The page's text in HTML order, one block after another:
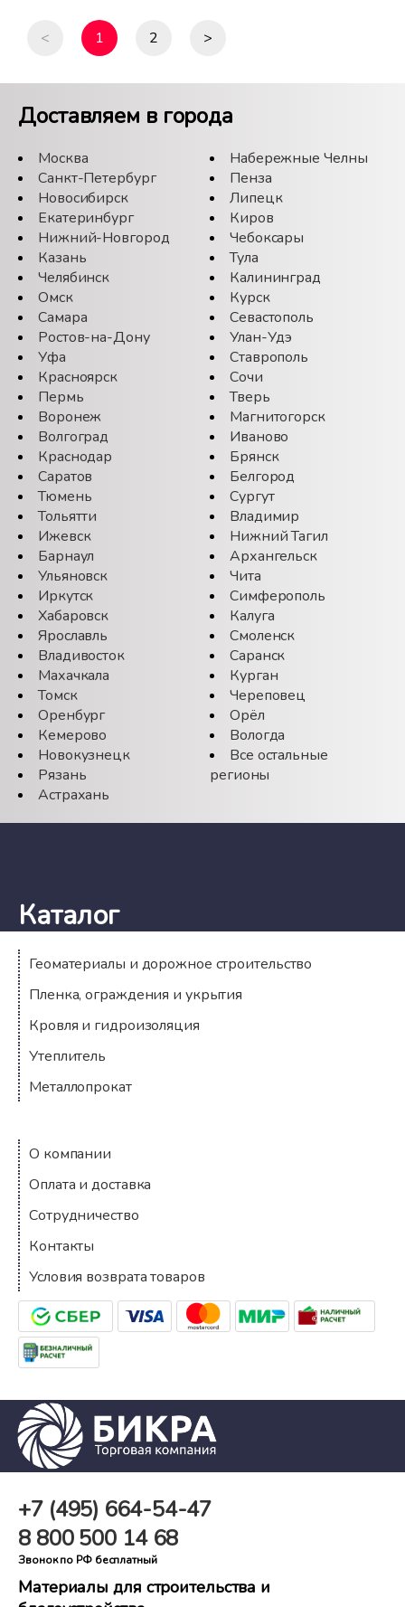
< 1 2 >
Доставляем в города
Москва
Санкт-Петербург
Новосибирск
Екатеринбург
Нижний-Новгород
Казань
Челябинск
Омск
Самара
Ростов-на-Дону
Уфа
Красноярск
Пермь
Воронеж
Волгоград
Краснодар
Саратов
Тюмень
Тольятти
Ижевск
Барнаул
Ульяновск
Иркутск
Хабаровск
Ярославль
Владивосток
Махачкала
Томск
Оренбург
Кемерово
Новокузнецк
Рязань
Астрахань
Набережные Челны
Пенза
Липецк
Киров
Чебоксары
Тула
Калининград
Курск
Севастополь
Улан-Удэ
Ставрополь
Сочи
Тверь
Магнитогорск
Иваново
Брянск
Белгород
Сургут
Владимир
Нижний Тагил
Архангельск
Чита
Симферополь
Калуга
Смоленск
Саранск
Курган
Череповец
Орёл
Вологда
Все остальные
регионы
Каталог
Геоматериалы и дорожное строительство
Пленка, ограждения и укрытия
Кровля и гидроизоляция
Утеплитель
Металлопрокат
Компания
О компании
Оплата и доставка
Сотрудничество
Контакты
Условия возврата товаров
+7 (495) 664-54-47
8 800500 14 68
Звонок по РФ бесплатный
Материалы для строительства и